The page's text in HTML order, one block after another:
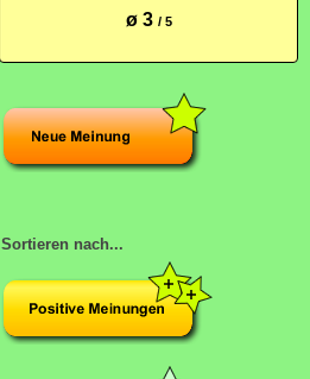
ø 3 / 5
Sortieren nach...